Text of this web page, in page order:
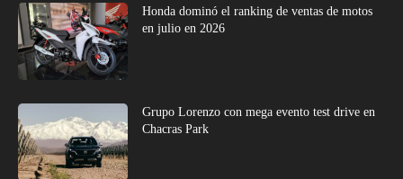
Honda dominó el ranking de ventas de motos
en julio en 2026
Grupo Lorenzo con mega evento test drive en
Chacras Park